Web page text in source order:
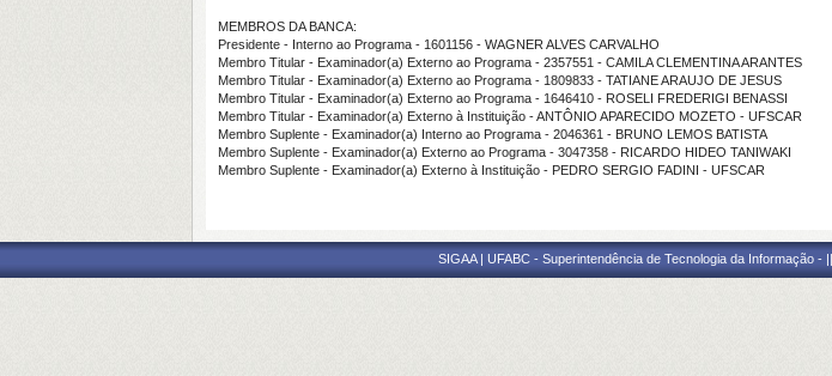
MEMBROS DA BANCA:
Presidente - Interno ao Programa - 1601156 - WAGNER ALVES CARVALHO
Membro Titular - Examinador(a) Externo ao Programa - 2357551 - CAMILA CLEMENTINA ARANTES
Membro Titular - Examinador(a) Externo ao Programa - 1809833 - TATIANE ARAUJO DE JESUS
Membro Titular - Examinador(a) Externo ao Programa - 1646410 - ROSELI FREDERIGI BENASSI
Membro Titular - Examinador(a) Externo à Instituição - ANTÔNIO APARECIDO MOZETO - UFSCAR
Membro Suplente - Examinador(a) Interno ao Programa - 2046361 - BRUNO LEMOS BATISTA
Membro Suplente - Examinador(a) Externo ao Programa - 3047358 - RICARDO HIDEO TANIWAKI
Membro Suplente - Examinador(a) Externo à Instituição - PEDRO SERGIO FADINI - UFSCAR
SIGAA | UFABC - Superintendência de Tecnologia da Informação